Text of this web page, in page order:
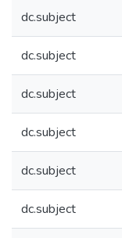
dc.subject
dc.subject
dc.subject
dc.subject
dc.subject
dc.subject